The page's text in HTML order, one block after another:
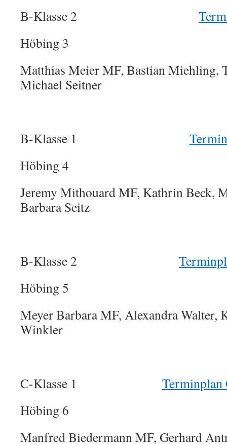
B-Klasse 2
Höbing 3
Matthias Meier MF, Bastian Miehling,
Michael Seitner
B-Klasse 1
Höbing 4
Jeremy Mithouard MF, Kathrin Beck,
Barbara Seitz
B-Klasse 2
Höbing 5
Meyer Barbara MF, Alexandra Walter,
Winkler
C-Klasse 1 Terminplan
Höbing 6
Manfred Biedermann MF, Gerhard